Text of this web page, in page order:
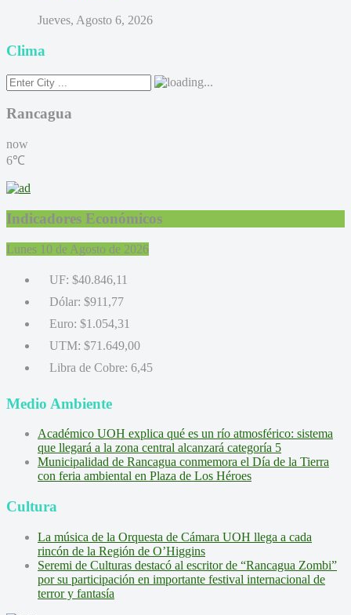
Jueves, Agosto 6, 2026
Clima
Rancagua
now
6℃
Indicadores Económicos
Lunes 10 de Agosto de 2026
UF: $40.846,11
Dólar: $911,77
Euro: $1.054,31
UTM: $71.649,00
Libra de Cobre: 6,45
Medio Ambiente
Académico UOH explica qué es un río atmosférico: sistema
que llegará a la zona central alcanzará categoría 5
Municipalidad de Rancagua conmemora el Día de la Tierra
con feria ambiental en Plaza de Los Héroes
Cultura
La música de la Orquesta de Cámara UOH llega a cada
rincón de la Región de O’Higgins
Seremi de Culturas destacó al escritor de “Rancagua Zombi”
por su participación en importante festival internacional de
terror y fantasía